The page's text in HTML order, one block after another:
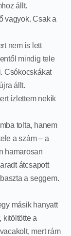
állt.
vagyok. Csak a
nem is lett
mindig tele
Csókocskákat
állt.
ízlettem nekik
tolta, hanem
a szám – a
hamarosan
átcsapott
a seggem.
másik hanyatt
kitöltötte a
mert rám